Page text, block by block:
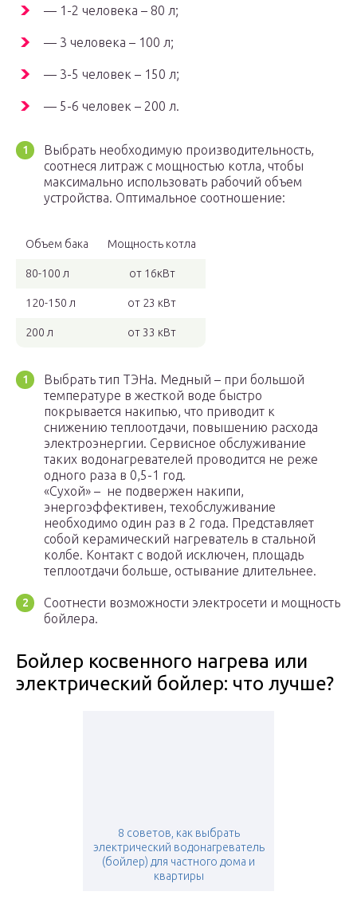
— 1-2 человека – 80 л;
— 3 человека – 100 л;
— 3-5 человек – 150 л;
— 5-6 человек – 200 л.
Выбрать необходимую производительность,
соотнеся литраж с мощностью котла, чтобы
максимально использовать рабочий объем
устройства. Оптимальное соотношение:
Объем бака Мощность котла
80-100 л от 16кВт
120-150 л от 23 кВт
200 л от 33 кВт
Выбрать тип ТЭНа. Медный – при большой
температуре в жесткой воде быстро
покрывается накипью, что приводит к
снижению теплоотдачи, повышению расхода
электроэнергии. Сервисное обслуживание
таких водонагревателей проводится не реже
одного раза в 0,5-1 год.
«Сухой» – не подвержен накипи,
энергоэффективен, техобслуживание
необходимо один раз в 2 года. Представляет
собой керамический нагреватель в стальной
колбе. Контакт с водой исключен, площадь
теплоотдачи больше, остывание длительнее.
Соотнести возможности электросети и мощность
бойлера.
Бойлер косвенного нагрева или
электрический бойлер: что лучше?
8 советов, как выбрать
электрический водонагреватель
(бойлер) для частного дома и
квартиры